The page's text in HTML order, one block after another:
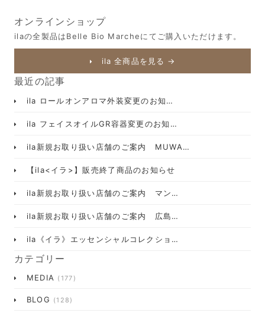
オンラインショップ
ilaの全製品はBelle Bio Marcheにてご購入いただけます。
ila 全商品を見る →
最近の記事
ila ロールオンアロマ外装変更のお知…
ila フェイスオイルGR容器変更のお知…
ila新規お取り扱い店舗のご案内 MUWA…
【ila<イラ>】販売終了商品のお知らせ
ila新規お取り扱い店舗のご案内 マン…
ila新規お取り扱い店舗のご案内 広島…
ila《イラ》エッセンシャルコレクショ…
カテゴリー
MEDIA (177)
BLOG (128)